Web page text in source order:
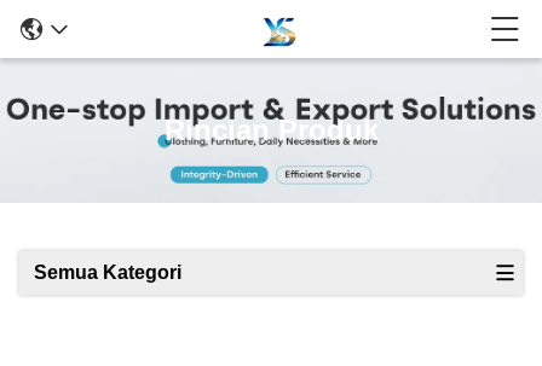
Rincian Produk
Semua Kategori